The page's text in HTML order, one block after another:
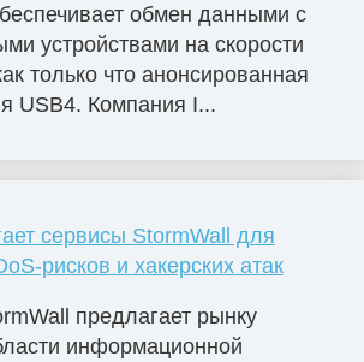
обмен данными с
устройствами на скорости
только что анонсированная
USB4. Компания I...
сервисы StormWall для
рисков и хакерских атак
предлагает рынку
информационной